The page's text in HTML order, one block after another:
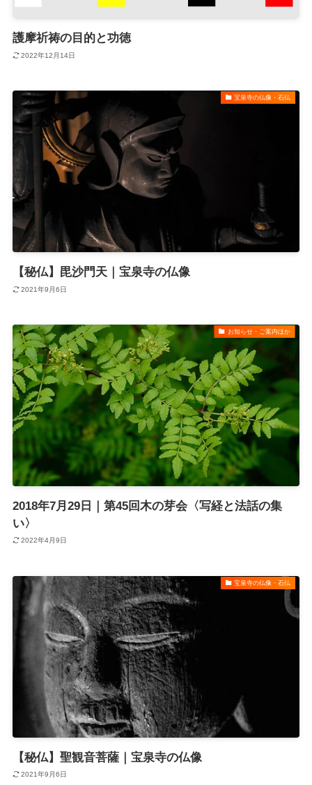
護摩祈祷の目的と功徳
2022年12月14日
宝泉寺の仏像・石仏
【秘仏】毘沙門天｜宝泉寺の仏像
2021年9月6日
お知らせ・ご案内ほか
2018年7月29日｜第45回木の芽会〈写経と法話の集
い〉
2022年4月9日
宝泉寺の仏像・石仏
【秘仏】聖観音菩薩｜宝泉寺の仏像
2021年9月6日